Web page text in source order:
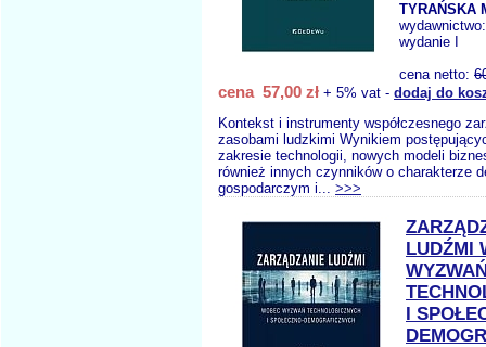
TYRAŃSKA
wydanie I
cena netto:
cena 57,00 zł + 5% vat - dodaj do
Kontekst i instrumenty współczesnego
zasobami ludzkimi Wynikiem
zakresie technologii, nowych modeli
również innych czynników o charakterze
gospodarczym i... >>>
LUDŹMI
I